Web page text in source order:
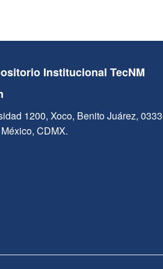
Institucional TecNM
1200, Xoco, Benito Juárez,
CDMX.